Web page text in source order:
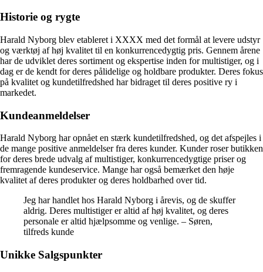
Historie og rygte
Harald Nyborg blev etableret i XXXX med det formål at levere udstyr
og værktøj af høj kvalitet til en konkurrencedygtig pris. Gennem årene
har de udviklet deres sortiment og ekspertise inden for multistiger, og i
dag er de kendt for deres pålidelige og holdbare produkter. Deres fokus
på kvalitet og kundetilfredshed har bidraget til deres positive ry i
markedet.
Kundeanmeldelser
Harald Nyborg har opnået en stærk kundetilfredshed, og det afspejles i
de mange positive anmeldelser fra deres kunder. Kunder roser butikken
for deres brede udvalg af multistiger, konkurrencedygtige priser og
fremragende kundeservice. Mange har også bemærket den høje
kvalitet af deres produkter og deres holdbarhed over tid.
Jeg har handlet hos Harald Nyborg i årevis, og de skuffer
aldrig. Deres multistiger er altid af høj kvalitet, og deres
personale er altid hjælpsomme og venlige. – Søren,
tilfreds kunde
Unikke Salgspunkter